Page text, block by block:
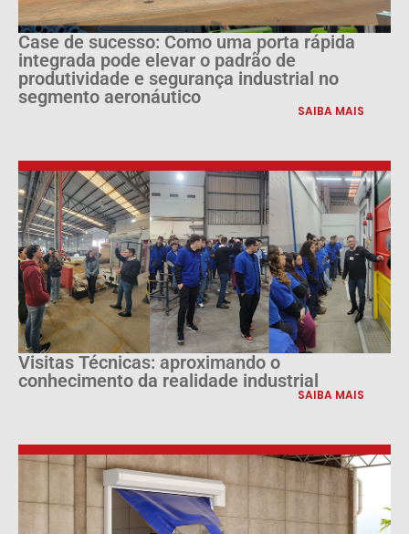
Case de sucesso: Como uma porta rápida
integrada pode elevar o padrão de
produtividade e segurança industrial no
segmento aeronáutico
SAIBA MAIS
Visitas Técnicas: aproximando o
conhecimento da realidade industrial
SAIBA MAIS